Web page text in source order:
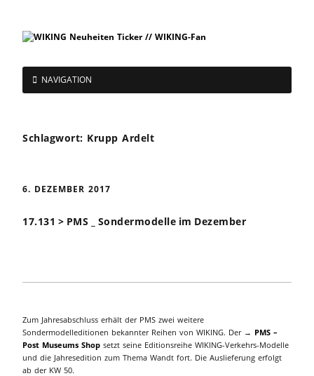
NAVIGATION
Schlagwort: Krupp Ardelt
6. DEZEMBER 2017
17.131 > PMS _ Sondermodelle im Dezember
Zum Jahresabschluss erhält der PMS zwei weitere
Sondermodelleditionen bekannter Reihen von WIKING. Der → PMS –
Post Museums Shop setzt seine Editionsreihe WIKING-Verkehrs-Modelle
und die Jahresedition zum Thema Wandt fort. Die Auslieferung erfolgt
ab der KW 50.